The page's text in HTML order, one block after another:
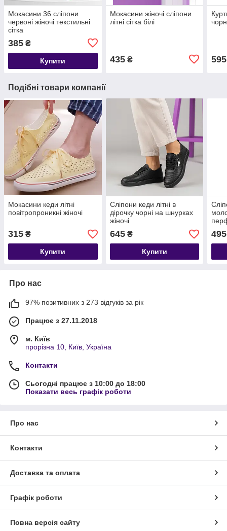
Мокасини 36 сліпони
червоні жіночі текстильні
сітка
385 ₴
Купити
Мокасини жіночі сліпони
літні сітка білі
435₴ 595
Подібні товари компанії
Мокасини кеди літні
повітропроникні жіночі
315 ₴
Купити
Сліпони кеди літні в
дірочку чорні на шнурках
жіночі
645₴
Купити
495
Про нас
97% позитивних з 273 відгуків за рік
Працює з 27.11.2018
м. Київ
прорізна 10, Київ, Україна
Контакти
Сьогодні працює з 10:00 до 18:00
Показати весь графік роботи
Про нас
Контакти
Доставка та оплата
Графік роботи
Повна версія сайту